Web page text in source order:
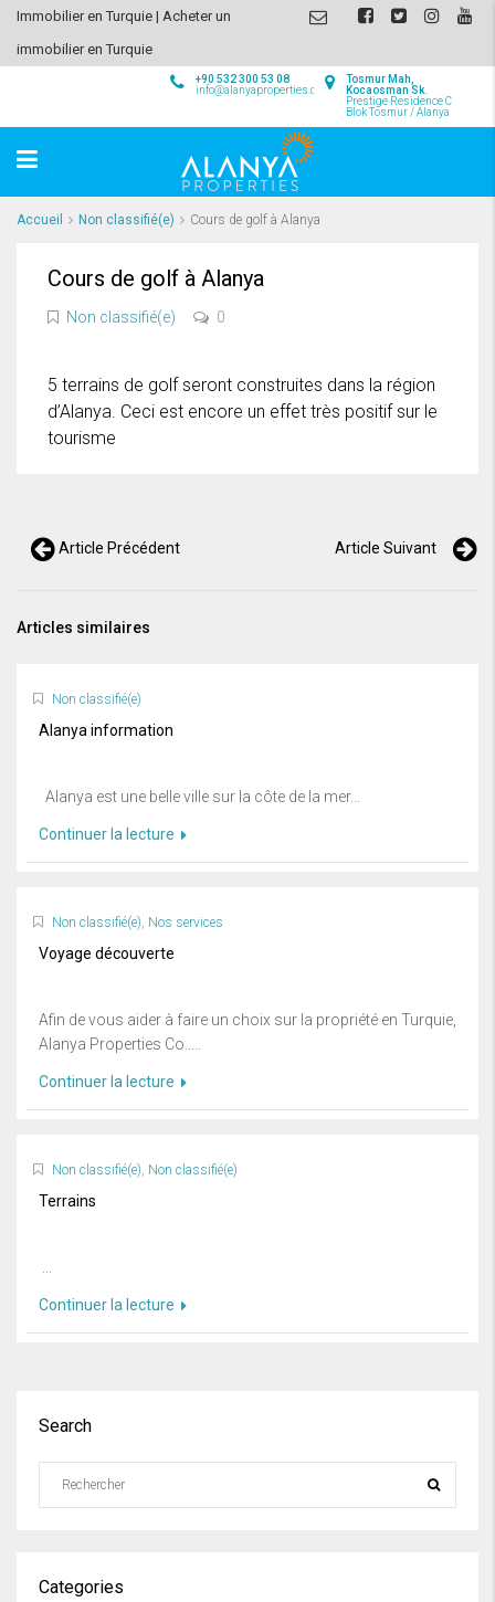
Immobilier en Turquie | Acheter un
immobilier en Turquie
Tosmur Mah,
Kocaosman Sk.
Prestige Residence C
Blok Tosmur / Alanya
+90 532 300 53 08
info@alanyaproperties.com
Accueil Non classifié(e) Cours de golf à Alanya
Cours de golf à Alanya
Non classifié(e) 0
5 terrains de golf seront construites dans la région
d’Alanya. Ceci est encore un effet très positif sur le
tourisme
Article Précédent Article Suivant
Articles similaires
Non classifié(e)
Alanya information
Alanya est une belle ville sur la côte de la mer...
Continuer la lecture
Non classifié(e), Nos services
Voyage découverte
Afin de vous aider à faire un choix sur la propriété en Turquie,
Alanya Properties Co.....
Continuer la lecture
Non classifié(e), Non classifié(e)
Terrains
Continuer la lecture
Search
Categories